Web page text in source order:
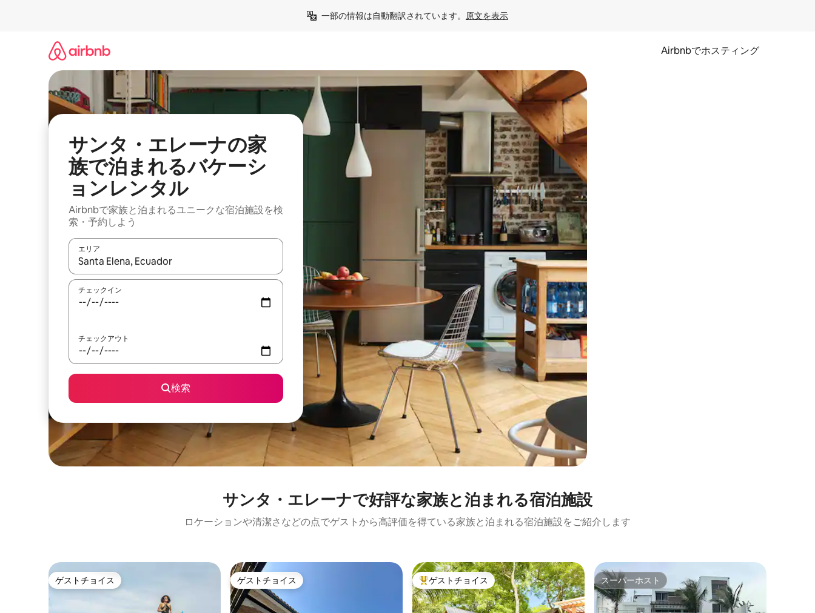
一部の情報は自動翻訳されています。 原文を表示
Airbnbでホスティング
サンタ・エレーナの家
族で泊まれるバケーシ
ョンレンタル
Airbnbで家族と泊まれるユニークな宿泊施設を検
索・予約しよう
エリア
検索結果が表示されたら、上下の矢印キーを使って移動するか、画面をタッチまたはスワイプして検索結果を確認することができます。
チェックイン
チェックアウト
検索
サンタ・エレーナで好評な家族と泊まれる宿泊施設
ロケーションや清潔さなどの点でゲストから高評価を得ている家族と泊まれる宿泊施設をご紹介します
ゲストチョイス
ゲストチョイス ゲストチョイス
ゲストチョイス 大好評のゲストチョイスです。
ゲストチョイス スーパーホスト
スーパーホスト